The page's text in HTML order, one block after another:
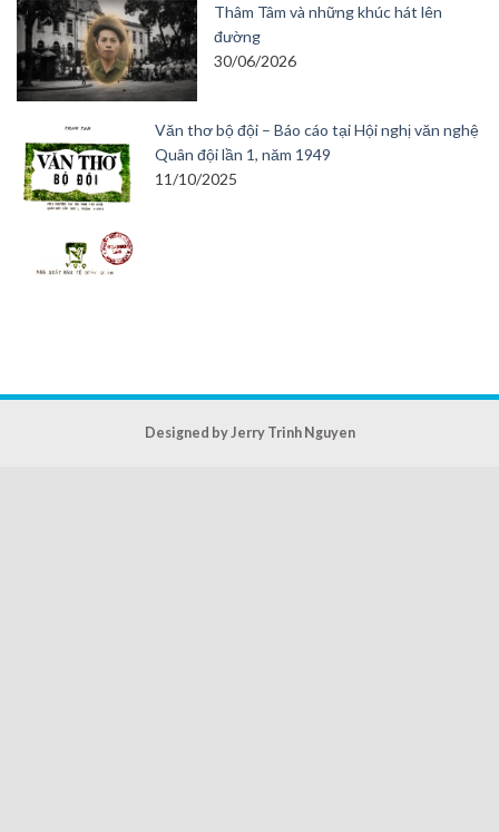
Thâm Tâm và những khúc hát lên
đường
30/06/2026
Văn thơ bộ đội – Báo cáo tại Hội nghị văn nghệ
Quân đội lần 1, năm 1949
11/10/2025
Designed by Jerry Trinh Nguyen